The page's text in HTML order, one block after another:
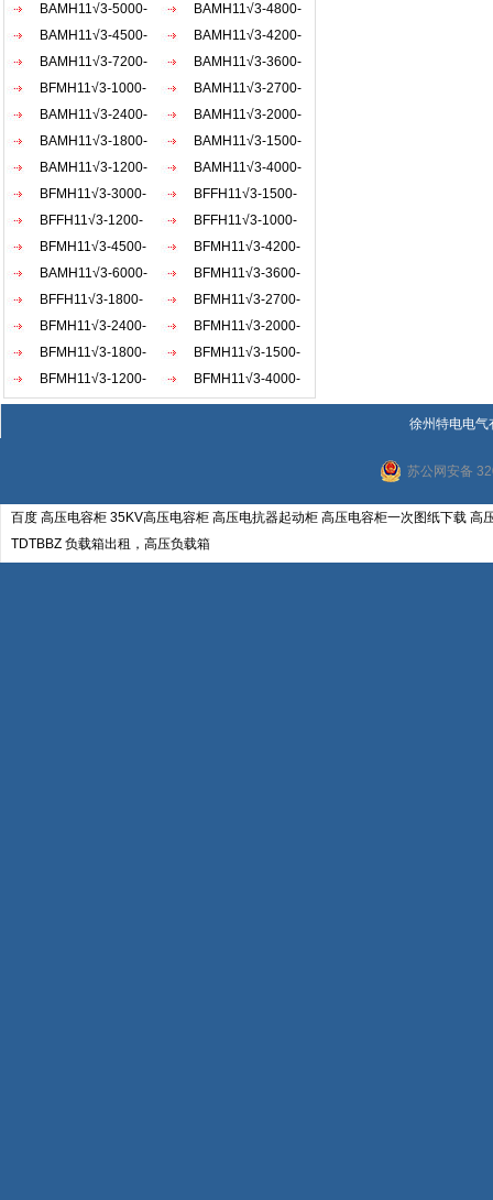
1×3W
1×3W
BAMH11√3-5000-
1×3W
BAMH11√3-4800-
1×3W
BAMH11√3-4500-
1×3W
BAMH11√3-4200-
1×3W
BAMH11√3-7200-
1×3W
BAMH11√3-3600-
1×3W
BFMH11√3-1000-
1×3W
BAMH11√3-2700-
1×3W
BAMH11√3-2400-
1×3W
BAMH11√3-2000-
1×3W
BAMH11√3-1800-
1×3W
BAMH11√3-1500-
1×3W
BAMH11√3-1200-
1×3W
BAMH11√3-4000-
1×3W
BFMH11√3-3000-
1×3W
BFFH11√3-1500-
1×3W
BFFH11√3-1200-
1×3W
BFFH11√3-1000-
1×3W
BFMH11√3-4500-
1×3W
BFMH11√3-4200-
1×3W
BAMH11√3-6000-
1×3W
BFMH11√3-3600-
1×3W
BFFH11√3-1800-
1×3W
BFMH11√3-2700-
1×3W
BFMH11√3-2400-
1×3W
BFMH11√3-2000-
1×3W
BFMH11√3-1800-
1×3W
BFMH11√3-1500-
1×3W
BFMH11√3-1200-
1×3W
BFMH11√3-4000-
1×3W
徐州特电电气
苏公网安备
百度 高压电容柜 35KV高压电容柜 高压电抗器起动柜 高压电容柜一次图纸下载 高
TDTBBZ 负载箱出租，高压负载箱